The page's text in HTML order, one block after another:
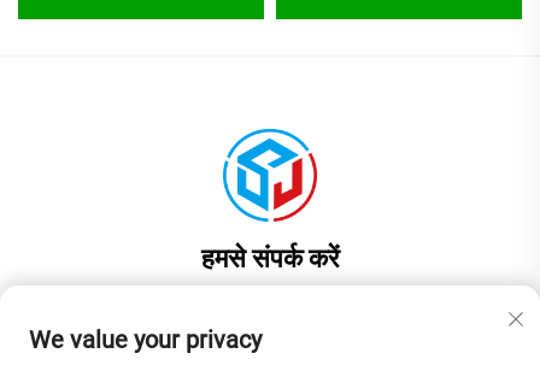
हमसे संपर्क करें
भवन 1, कमरा 201
We value your privacy